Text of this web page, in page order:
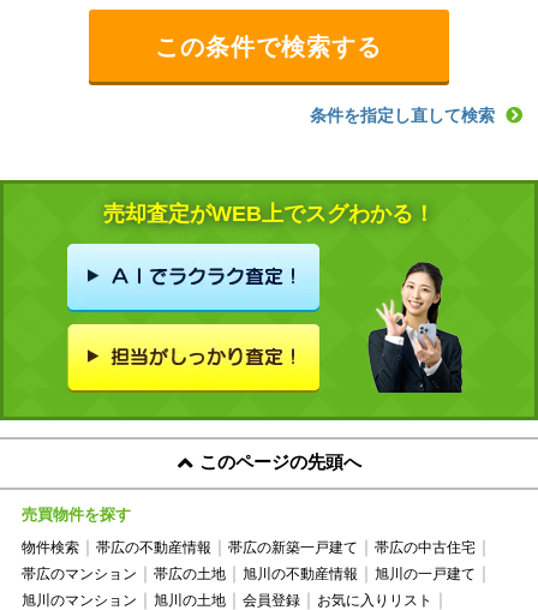
条件を指定し直して検索
売却査定がWEB上でスグわかる！
このページの先頭へ
売買物件を探す
物件検索 帯広の不動産情報 帯広の新築一戸建て
帯広の中古住宅
帯広のマンション
帯広の土地 旭川の不動産情報
旭川の一戸建て
旭川のマンション
旭川の土地 会員登録
お気に入りリスト